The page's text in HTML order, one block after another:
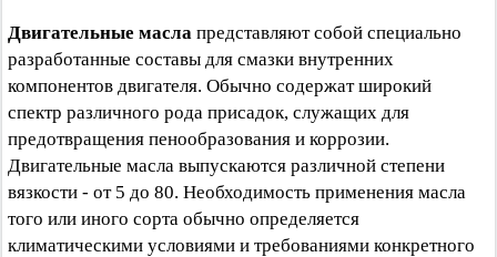
Двигательные масла представляют собой специально
разработанные составы для смазки внутренних
компонентов двигателя. Обычно содержат широкий
спектр различного рода присадок, служащих для
предотвращения пенообразования и коррозии.
Двигательные масла выпускаются различной степени
вязкости - от 5 до 80. Необходимость применения масла
того или иного сорта обычно определяется
климатическими условиями и требованиями конкретного